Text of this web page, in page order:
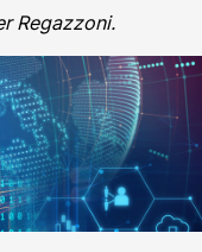
Regazzoni.